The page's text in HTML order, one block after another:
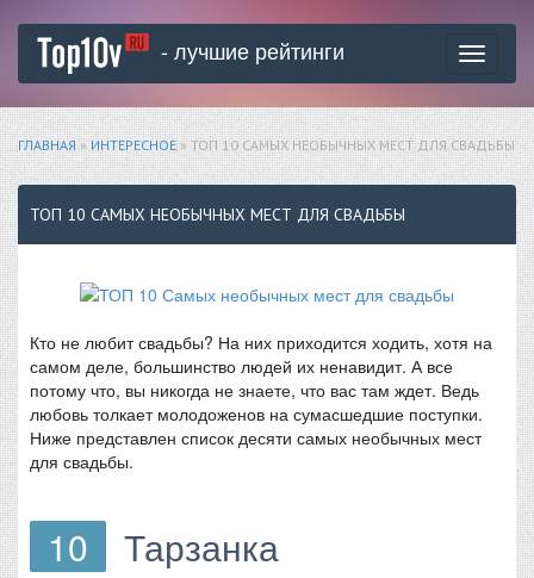
Toggle
- лучшие рейтинги
ГЛАВНАЯ »ИНТЕРЕСНОЕ» ТОП 10 САМЫХ НЕОБЫЧНЫХ МЕСТ ДЛЯ СВАДЬБЫ
ТОП 10 САМЫХ НЕОБЫЧНЫХ МЕСТ ДЛЯ СВАДЬБЫ
Кто не любит свадьбы? На них приходится ходить, хотя на
самом деле, большинство людей их ненавидит. А все
потому что, вы никогда не знаете, что вас там ждет. Ведь
любовь толкает молодоженов на сумасшедшие поступки.
Ниже представлен список десяти самых необычных мест
для свадьбы.
10 Тарзанка